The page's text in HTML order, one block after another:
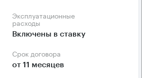
Эксплуатационные
расходы
Включены в ставку
Срок договора
от 11 месяцев